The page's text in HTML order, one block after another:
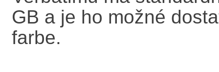
GB a je ho možné
farbe.